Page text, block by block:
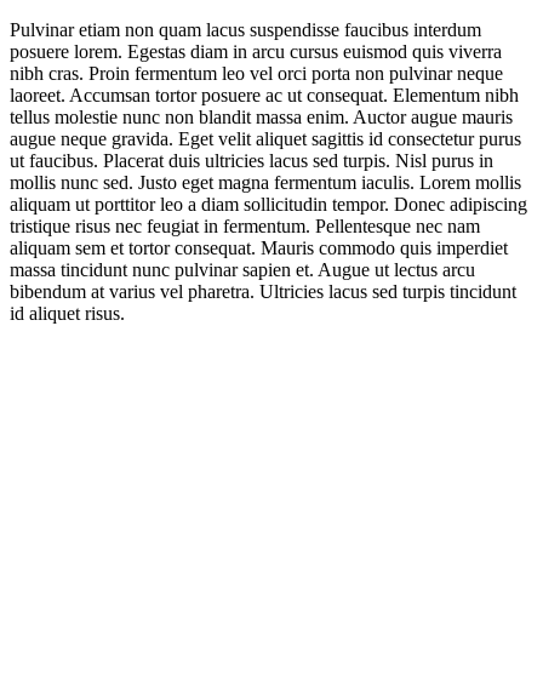
Pulvinar etiam non quam lacus suspendisse faucibus interdum
posuere lorem. Egestas diam in arcu cursus euismod quis viverra
nibh cras. Proin fermentum leo vel orci porta non pulvinar neque
laoreet. Accumsan tortor posuere ac ut consequat. Elementum nibh
tellus molestie nunc non blandit massa enim. Auctor augue mauris
augue neque gravida. Eget velit aliquet sagittis id consectetur purus
ut faucibus. Placerat duis ultricies lacus sed turpis. Nisl purus in
mollis nunc sed. Justo eget magna fermentum iaculis. Lorem mollis
aliquam ut porttitor leo a diam sollicitudin tempor. Donec adipiscing
tristique risus nec feugiat in fermentum. Pellentesque nec nam
aliquam sem et tortor consequat. Mauris commodo quis imperdiet
massa tincidunt nunc pulvinar sapien et. Augue ut lectus arcu
bibendum at varius vel pharetra. Ultricies lacus sed turpis tincidunt
id aliquet risus.